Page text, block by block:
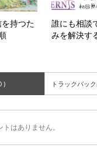
持つた
誰にも相談
みを解決す
) トラックバッ
はありません。